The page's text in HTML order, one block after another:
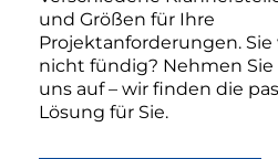
und Größen für Ihre
Projektanforderungen. Sie
nicht fündig? Nehmen
uns auf – wir finden die
Lösung für Sie.